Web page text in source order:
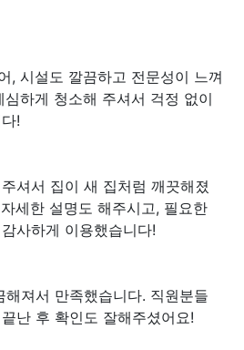
, 시설도 깔끔하고 전문성이 느껴
하게 청소해 주셔서 걱정 없이
!
셔서 집이 새 집처럼 깨끗해졌
세한 설명도 해주시고, 필요한
사하게 이용했습니다!
져서 만족했습니다. 직원분들
난 후 확인도 잘해주셨어요!